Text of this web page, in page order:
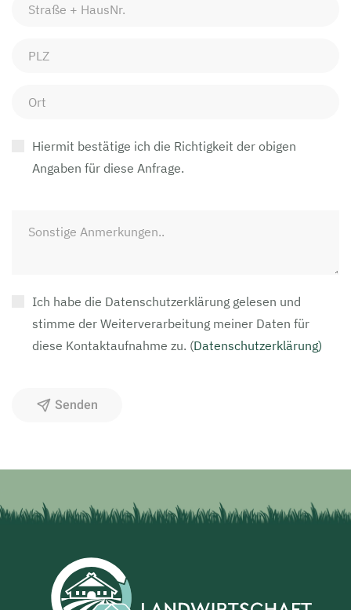
Hiermit bestätige ich die Richtigkeit der obigen
Angaben für diese Anfrage.
Ich habe die Datenschutzerklärung gelesen und
stimme der Weiterverarbeitung meiner Daten für
diese Kontaktaufnahme zu. (Datenschutzerklärung)
Senden